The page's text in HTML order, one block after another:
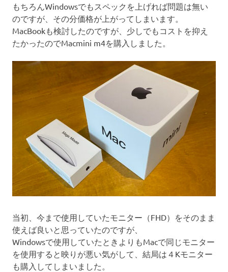
もちろんWindowsでもスペックを上げれば問題は無い
のですが、その分価格が上がってしまいます。
MacBookも検討したのですが、少しでもコストを抑え
たかったのでMacmini m4を購入しました。
当初、今まで使用していたモニター（FHD）をそのまま
使えば良いと思っていたのですが、
Windowsで使用していたときよりもMacで同じモニター
を使用すると映りが悪い気がして、結局は４Kモニター
も購入してしまいました。